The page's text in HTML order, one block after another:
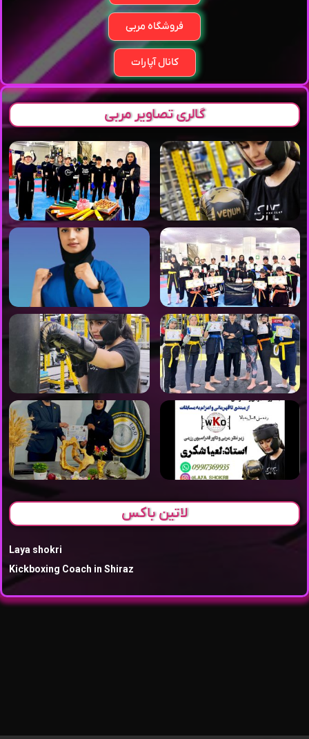
فروشگاه مربی
کانال آپارات
گالری تصاویر مربی
لاتین باکس
Laya shokri
Kickboxing Coach in Shiraz